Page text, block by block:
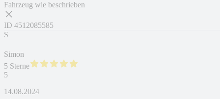
Fahrzeug wie beschrieben
ID 4512085585
S
Simon
5 Sterne
5
14.08.2024